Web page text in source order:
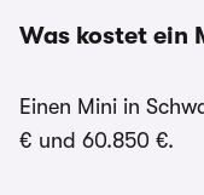
Was kostet ein
Einen Mini in
€ und 60.850 €.